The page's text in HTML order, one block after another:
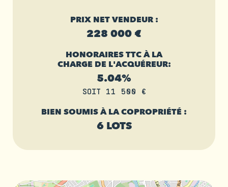
PRIX NET VENDEUR :
228 000 €
HONORAIRES TTC À LA
CHARGE DE L'ACQUÉREUR:
5.04%
SOIT 11 500 €
BIEN SOUMIS À LA COPROPRIÉTÉ :
6 LOTS